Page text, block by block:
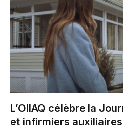
L’OIIAQ célèbre la
et infirmiers auxiliaires